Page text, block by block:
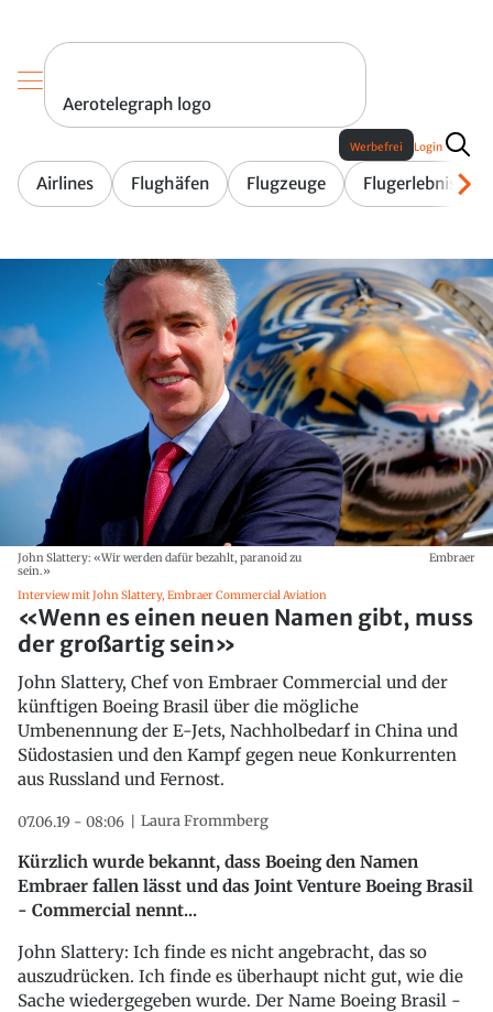
Aerotelegraph logo
Airlines Flughäfen Flugzeuge Flugerlebnis
Werbefrei Login
John Slattery: «Wir werden dafür bezahlt, paranoid zu
sein.»
Embraer
Interview mit John Slattery, Embraer Commercial Aviation
«Wenn es einen neuen Namen gibt, muss
der großartig sein»
John Slattery, Chef von Embraer Commercial und der
künftigen Boeing Brasil über die mögliche
Umbenennung der E-Jets, Nachholbedarf in China und
Südostasien und den Kampf gegen neue Konkurrenten
aus Russland und Fernost.
07.06.19 - 08:06 Laura Frommberg
Kürzlich wurde bekannt, dass Boeing den Namen
Embraer fallen lässt und das Joint Venture Boeing Brasil
- Commercial nennt...
John Slattery: Ich finde es nicht angebracht, das so
auszudrücken. Ich finde es überhaupt nicht gut, wie die
Sache wiedergegeben wurde. Der Name Boeing Brasil -